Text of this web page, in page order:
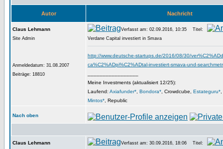
Autor Nachricht
Claus Lehmann
Site Admin
Anmeldedatum: 31.08.2007
Beiträge: 18810
Verfasst am: 02.09.2016, 10:35
Titel:
Verdane Capital investiert in Smava
http://www.deutsche-startups.de/2016/08/30/
ca%C2%ADpi%C2%ADtal-investiert-smava-und-
Meine Investments (aktualisiert 12/25):
Laufend: Axiafunder* Bondora* , Crowdcube, Estateguru*
Mintos* , Republic
Nach oben
Claus Lehmann Verfasst am: 30.09.2016, 18:06
Titel: